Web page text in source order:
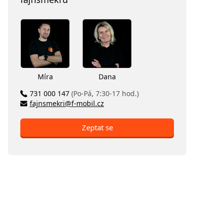
Míra
Dana
731 000 147 (Po-Pá, 7:30-17 hod.)
fajnsmekri@f-mobil.cz
Zeptat se